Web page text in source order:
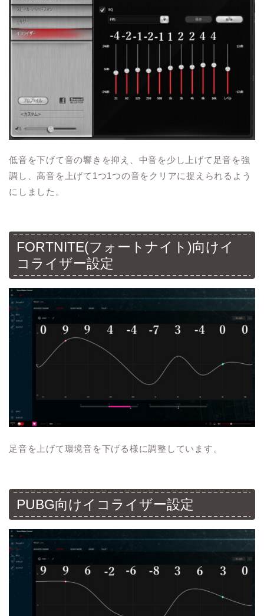
低音を下げて音の響きを抑え、中音を少し上げて足音を強
調し、高音を上げて1つ1つの音をクリアに捉えられるよう
にしました。
FORTNITE(フォートナイト)向けイ
コライザー設定
足音を上げて環境音を下げる様に調整しています。
PUBG向けイコライザー設定